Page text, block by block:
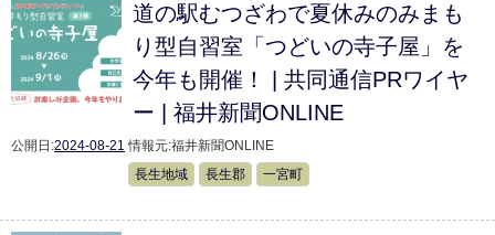
道の駅むつざわで夏休みのみまも
り型自習室「つどいの寺子屋」を
今年も開催！ | 共同通信PRワイヤ
ー | 福井新聞ONLINE
公開日:2024-08-21 情報元:福井新聞ONLINE
長生地域
長生郡 一宮町